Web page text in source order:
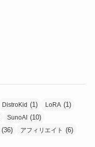
DistroKid (1) LoRA (1)
SunoAI (10)
(36) アフィリエイト (6)